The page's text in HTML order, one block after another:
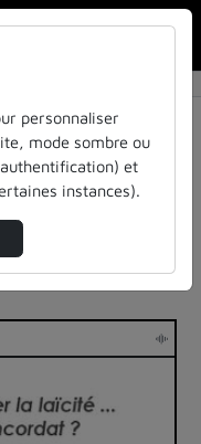
:
de-lorraine
personnaliser
mode sombre ou
et
instances).